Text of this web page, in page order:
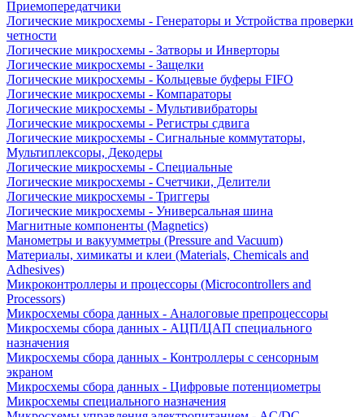
Приемопередатчики
Логические микросхемы - Генераторы и Устройства проверки
четности
Логические микросхемы - Затворы и Инверторы
Логические микросхемы - Защелки
Логические микросхемы - Кольцевые буферы FIFO
Логические микросхемы - Компараторы
Логические микросхемы - Мультивибраторы
Логические микросхемы - Регистры сдвига
Логические микросхемы - Сигнальные коммутаторы,
Мультиплексоры, Декодеры
Логические микросхемы - Специальные
Логические микросхемы - Счетчики, Делители
Логические микросхемы - Триггеры
Логические микросхемы - Универсальная шина
Магнитные компоненты (Magnetics)
Манометры и вакуумметры (Pressure and Vacuum)
Материалы, химикаты и клеи (Materials, Chemicals and
Adhesives)
Микроконтроллеры и процессоры (Microcontrollers and
Processors)
Микросхемы сбора данных - Аналоговые препроцессоры
Микросхемы сбора данных - АЦП/ЦАП специального
назначения
Микросхемы сбора данных - Контроллеры с сенсорным
экраном
Микросхемы сбора данных - Цифровые потенциометры
Микросхемы специального назначения